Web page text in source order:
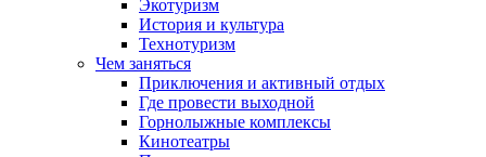
Экотуризм
История и культура
Технотуризм
Чем заняться
Приключения и активный отдых
Где провести выходной
Горнолыжные комплексы
Кинотеатры